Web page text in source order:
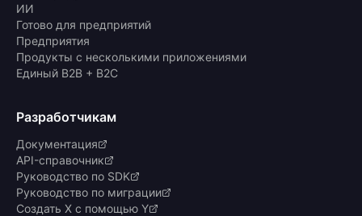
ИИ
Готово для предприятий
Предприятия
Продукты с несколькими приложениями
Единый B2B + B2C
Разработчикам
Документация
API-справочник
Руководство по SDK
Руководство по миграции
Создать X с помощью Y